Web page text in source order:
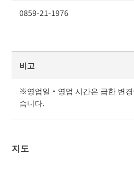
0859-21-1976
비고
※영업일・영업 시간은 급한 변
습니다.
지도